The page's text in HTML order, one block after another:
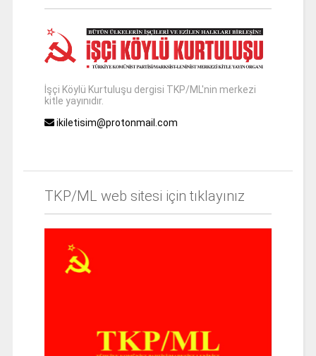
İşçi Köylü Kurtuluşu dergisi TKP/ML'nin merkezi
kitle yayınıdır.
ikiletisim@protonmail.com
TKP/ML web sitesi için tıklayınız